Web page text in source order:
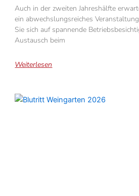
Auch in der zweiten Jahreshälfte
ein abwechslungsreiches
Sie sich auf spannende
Austausch beim
Weiterlesen